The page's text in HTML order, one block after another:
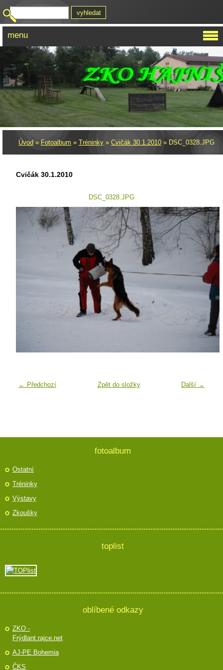
Úvod » Fotoalbum » Tréninky » Cvičák 30.1.2010 » DSC_0328.JPG
Cvičák 30.1.2010
DSC_0328.JPG
← Předchozí Další →
Zpět do složky
menu
fotoalbum
Ostatní
Tréninky
Výstavy
Zkoušky
toplist
oblíbené odkazy
ZKO -
Frýdlant.rajce.net
AJ-PE Bohemia
ČKS